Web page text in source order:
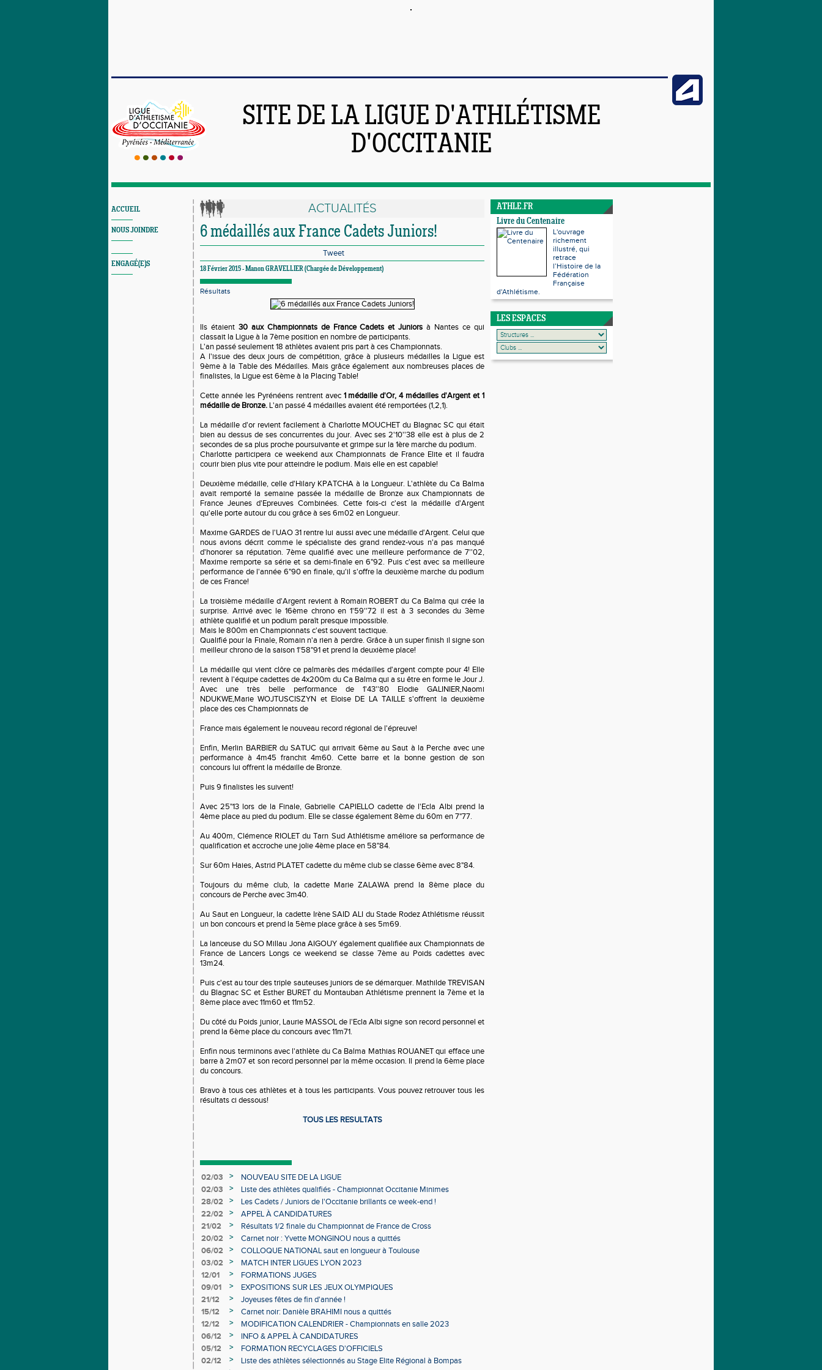
SITE DE LA LIGUE D'ATHLÉTISME
D'OCCITANIE
ACCUEIL
NOUS JOINDRE
ENGAGÉ(E)S
ACTUALITÉS
6 médaillés aux France Cadets Juniors!
Tweet
18 Février 2015 - Manon GRAVELLIER (Chargée de Développement)
Résultats
Ils étaient 30 aux Championnats de France Cadets et Juniors à Nantes ce qui
classait la Ligue à la 7ème position en nombre de participants.
L'an passé seulement 18 athlètes avaient pris part à ces Championnats.
A l'issue des deux jours de compétition, grâce à plusieurs médailles la Ligue est
9ème à la Table des Médailles. Mais grâce également aux nombreuses places de
finalistes, la Ligue est 6ème à la Placing Table!
Cette année les Pyrénéens rentrent avec 1 médaille d'Or, 4 médailles d'Argent et 1
médaille de Bronze.L'an passé 4 médailles avaient été remportées (1,2,1).
La médaille d'or revient facilement à Charlotte MOUCHET du Blagnac SC qui était
bien au dessus de ses concurrentes du jour. Avec ses 2'10''38 elle est à plus de 2
secondes de sa plus proche poursuivante et grimpe sur la 1ère marche du podium.
Charlotte participera ce weekend aux Championnats de France Elite et il faudra
courir bien plus vite pour atteindre le podium. Mais elle en est capable!
Deuxième médaille, celle d'Hilary KPATCHA à la Longueur. L'athlète du Ca Balma
avait remporté la semaine passée la médaille de Bronze aux Championnats de
France Jeunes d'Epreuves Combinées. Cette fois-ci c'est la médaille d'Argent
qu'elle porte autour du cou grâce à ses 6m02 en Longueur.
Maxime GARDES de l'UAO 31 rentre lui aussi avec une médaille d'Argent. Celui que
nous avions décrit comme le spécialiste des grand rendez-vous n'a pas manqué
d'honorer sa réputation. 7ème qualifié avec une meilleure performance de 7''02,
Maxime remporte sa série et sa demi-finale en 6"92. Puis c'est avec sa meilleure
performance de l'année 6"90 en finale, qu'il s'offre la deuxième marche du podium
de ces France!
La troisième médaille d'Argent revient à Romain ROBERT du Ca Balma qui crée la
surprise. Arrivé avec le 16ème chrono en 1'59''72 il est à 3 secondes du 3ème
athlète qualifié et un podium paraît presque impossible.
Mais le 800m en Championnats c'est souvent tactique.
Qualifié pour la Finale, Romain n'a rien à perdre. Grâce à un super finish il signe son
meilleur chrono de la saison 1'58"91 et prend la deuxième place!
La médaille qui vient clôre ce palmarès des médailles d'argent compte pour 4! Elle
revient à l'équipe cadettes de 4x200m du Ca Balma qui a su être en forme le Jour J.
Avec une très belle performance de 1'43''80 Elodie GALINIER,Naomi
NDUKWE,Marie WOJTUSCISZYN et Eloise DE LA TAILLE s'offrent la deuxième
place des ces Championnats de
France mais également le nouveau record régional de l'épreuve!
Enfin, Merlin BARBIER du SATUC qui arrivait 6ème au Saut à la Perche avec une
performance à 4m45 franchit 4m60. Cette barre et la bonne gestion de son
concours lui offrent la médaille de Bronze.
Puis 9 finalistes les suivent!
Avec 25"13 lors de la Finale, Gabrielle CAPIELLO cadette de l'Ecla Albi prend la
4ème place au pied du podium. Elle se classe également 8ème du 60m en 7"77.
Au 400m, Clémence RIOLET du Tarn Sud Athlétisme améliore sa performance de
qualification et accroche une jolie 4ème place en 58"84.
Sur 60m Haies, Astrid PLATET cadette du même club se classe 6ème avec 8"84.
Toujours du même club, la cadette Marie ZALAWA prend la 8ème place du
concours de Perche avec 3m40.
Au Saut en Longueur, la cadette Irène SAID ALI du Stade Rodez Athlétisme réussit
un bon concours et prend la 5ème place grâce à ses 5m69.
La lanceuse du SO Millau Jona AIGOUY également qualifiée aux Championnats de
France de Lancers Longs ce weekend se classe 7ème au Poids cadettes avec
13m24.
Puis c'est au tour des triple sauteuses juniors de se démarquer. Mathilde TREVISAN
du Blagnac SC et Esther BURET du Montauban Athlétisme prennent la 7ème et la
8ème place avec 11m60 et 11m52.
Du côté du Poids junior, Laurie MASSOL de l'Ecla Albi signe son record personnel et
prend la 6ème place du concours avec 11m71.
Enfin nous terminons avec l'athlète du Ca Balma Mathias ROUANET qui efface une
barre à 2m07 et son record personnel par la même occasion. Il prend la 6ème place
du concours.
Bravo à tous ces athlètes et à tous les participants. Vous pouvez retrouver tous les
résultats ci dessous!
TOUS LES RESULTATS
02/03 >
NOUVEAU SITE DE LA LIGUE
02/03
>
Liste des athlètes qualifiés - Championnat Occitanie Minimes
Individuels en salle
28/02 >
Les Cadets / Juniors de l'Occitanie brillants ce week-end !
22/02
>
APPEL À CANDIDATURES
21/02
>
Résultats 1/2 finale du Championnat de France de Cross
20/02
>
Carnet noir : Yvette MONGINOU nous a quittés
06/02
>
COLLOQUE NATIONAL saut en longueur à Toulouse
03/02
>
MATCH INTER LIGUES LYON 2023
12/01
>
FORMATIONS JUGES
09/01
>
EXPOSITIONS SUR LES JEUX OLYMPIQUES
21/12
>
Joyeuses fêtes de fin d'année !
15/12
>
Carnet noir: Danièle BRAHIMI nous a quittés
12/12
>
MODIFICATION CALENDRIER - Championnats en salle 2023
06/12
>
INFO & APPEL À CANDIDATURES
05/12
>
FORMATION RECYCLAGES D'OFFICIELS
02/12
>
Liste des athlètes sélectionnés au Stage Elite Régional à Bompas
ATHLE.FR
Livre du Centenaire
L'ouvrage
richement
illustré, qui
retrace
l’Histoire de la
Fédération
Française
d'Athlétisme.
LES ESPACES